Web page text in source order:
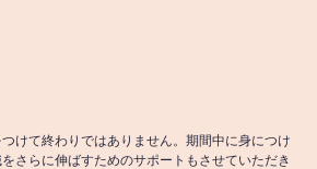
けて終わりではありません。期間中に身につけ
さらに伸ばすためのサポートもさせていただき